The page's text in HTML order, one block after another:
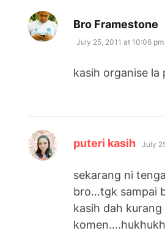
Bro Framestone
July 25, 2011 at 10:06 pm
kasih organise la
puteri kasih says:
July
sekarang ni
bro…tgk sampai
kasih dah kurang